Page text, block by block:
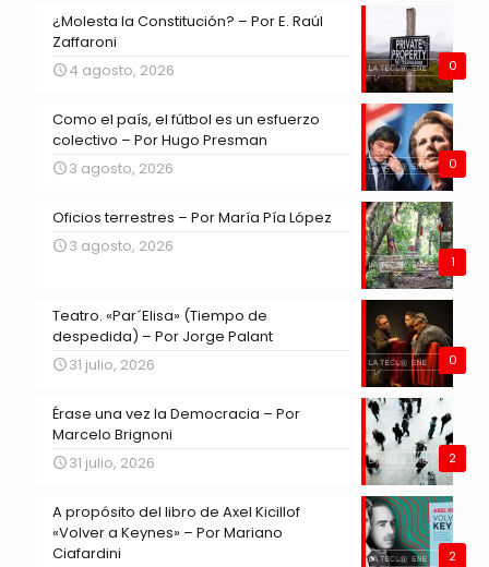
0
¿Molesta la Constitución? – Por E. Raúl
Zaffaroni
4 agosto, 2026
0
Como el país, el fútbol es un esfuerzo
colectivo – Por Hugo Presman
3 agosto, 2026
1
Oficios terrestres – Por María Pía López
3 agosto, 2026
0
Teatro. «Par´Elisa» (Tiempo de
despedida) – Por Jorge Palant
31 julio, 2026
2
Érase una vez la Democracia – Por
Marcelo Brignoni
31 julio, 2026
2
A propósito del libro de Axel Kicillof
«Volver a Keynes» – Por Mariano
Ciafardini